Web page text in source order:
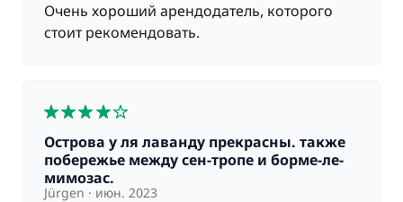
Очень хороший арендодатель, которого
стоит рекомендовать.
Острова у ля лаванду прекрасны. также
побережье между сен-тропе и борме-ле-
мимозас.
Jürgen
июн. 2023